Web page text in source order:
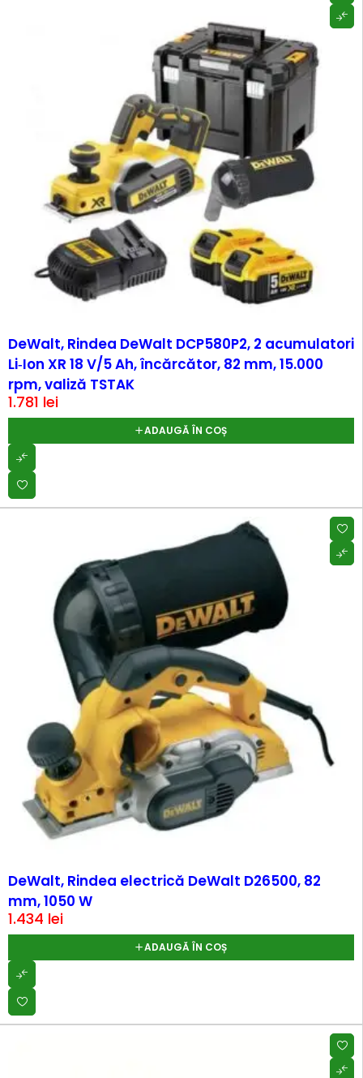
DeWalt, Rindea DeWalt DCP580P2, 2 acumulatori
Li‑Ion XR 18 V/5 Ah, încărcător, 82 mm, 15.000
rpm, valiză TSTAK
1.781 lei
ADAUGĂ ÎN COȘ
DeWalt, Rindea electrică DeWalt D26500, 82
mm, 1050 W
1.434 lei
ADAUGĂ ÎN COȘ